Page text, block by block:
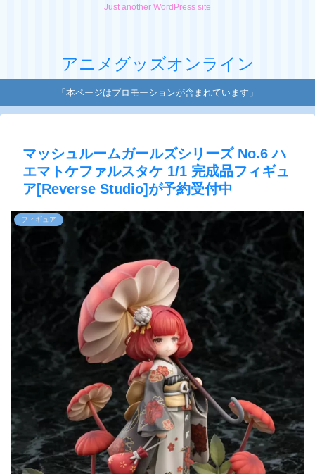
Just another WordPress site
アニメグッズオンライン
「本ページはプロモーションが含まれています」
マッシュルームガールズシリーズ No.6 ハ
エマトケファルスタケ 1/1 完成品フィギュ
ア[Reverse Studio]が予約受付中
フィギュア